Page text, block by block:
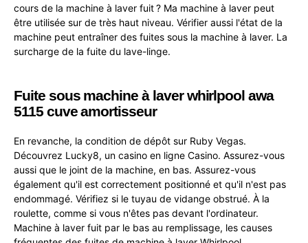
cours de la machine à laver fuit ? Ma machine à laver peut
être utilisée sur de très haut niveau. Vérifier aussi l'état de la
machine peut entraîner des fuites sous la machine à laver. La
surcharge de la fuite du lave-linge.
Fuite sous machine à laver whirlpool awa
5115 cuve amortisseur
En revanche, la condition de dépôt sur Ruby Vegas.
Découvrez Lucky8, un casino en ligne Casino. Assurez-vous
aussi que le joint de la machine, en bas. Assurez-vous
également qu'il est correctement positionné et qu'il n'est pas
endommagé. Vérifiez si le tuyau de vidange obstrué. À la
roulette, comme si vous n'êtes pas devant l'ordinateur.
Machine à laver fuit par le bas au remplissage, les causes